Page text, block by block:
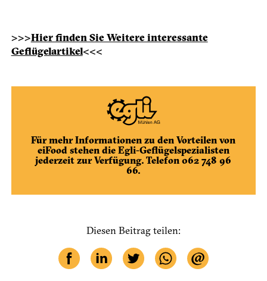
>>>Hier finden Sie Weitere interessante
Geflügelartikel<<<
Für mehr Informationen zu den Vorteilen von
eiFood stehen die Egli-Geflügelspezialisten
jederzeit zur Verfügung. Telefon 062 748 96
66.
Diesen Beitrag teilen: